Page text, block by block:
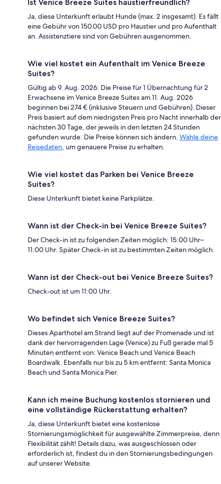
Ist Venice Breeze Suites haustierfreundlich?
Ja, diese Unterkunft erlaubt Hunde (max. 2 insgesamt). Es fällt
eine Gebühr von 150.00 USD pro Haustier und pro Aufenthalt
an. Assistenztiere sind von Gebühren ausgenommen.
Wie viel kostet ein Aufenthalt im Venice Breeze
Suites?
Gültig ab 9. Aug. 2026: Die Preise für 1 Übernachtung für 2
Erwachsene im Venice Breeze Suites am 11. Aug. 2026
beginnen bei 274 € (inklusive Steuern und Gebühren). Dieser
Preis basiert auf dem niedrigsten Preis pro Nacht innerhalb der
nächsten 30 Tage, der jeweils in den letzten 24 Stunden
gefunden wurde. Die Preise können sich ändern. Wähle deine
Reisedaten, um genauere Preise zu erhalten.
Wie viel kostet das Parken bei Venice Breeze
Suites?
Diese Unterkunft bietet keine Parkplätze.
Wann ist der Check-in bei Venice Breeze Suites?
Der Check-in ist zu folgenden Zeiten möglich: 15:00 Uhr–
11:00 Uhr. Später Check-in ist zu bestimmten Zeiten möglich.
Wann ist der Check-out bei Venice Breeze Suites?
Check-out ist um 11:00 Uhr.
Wo befindet sich Venice Breeze Suites?
Dieses Aparthotel am Strand liegt auf der Promenade und ist
dank der hervorragenden Lage (Venice) zu Fuß gerade mal 5
Minuten entfernt von: Venice Beach und Venice Beach
Boardwalk. Ebenfalls nur bis zu 5 km entfernt: Santa Monica
Beach und Santa Monica Pier.
Kann ich meine Buchung kostenlos stornieren und
eine vollständige Rückerstattung erhalten?
Ja, diese Unterkunft bietet eine kostenlose
Stornierungsmöglichkeit für ausgewählte Zimmerpreise, denn
Flexibilität zählt! Details dazu, was ausgeschlossen oder
erforderlich ist, findest du in den Stornierungsbedingungen
auf unserer Website.